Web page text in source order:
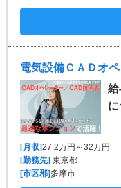
給
[月収]27.2万円～32万円
[勤務先]東京都
[市区郡]多摩市